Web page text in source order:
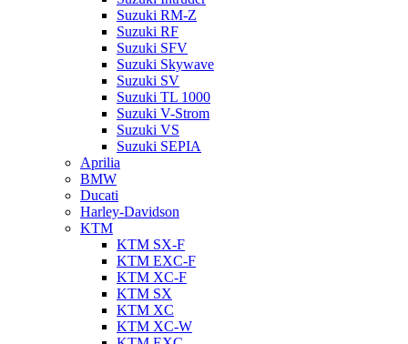
Suzuki RM-Z
Suzuki RF
Suzuki SFV
Suzuki Skywave
Suzuki SV
Suzuki TL 1000
Suzuki V-Strom
Suzuki VS
Suzuki SEPIA
Aprilia
BMW
Ducati
Harley-Davidson
KTM
KTM SX-F
KTM EXC-F
KTM XC-F
KTM SX
KTM XC
KTM XC-W